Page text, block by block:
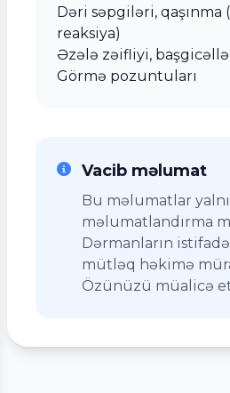
Dəri səpgiləri, qaşınma
reaksiya)
Əzələ zəifliyi,
Görmə pozuntuları
Vacib məlumat
Bu məlumatlar
məlumatlandırma
Dərmanların
mütləq həkimə
Özünüzü müalicə